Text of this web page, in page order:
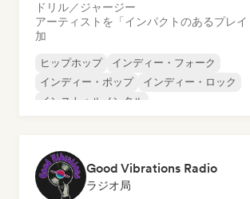
ドリル／ジャージー
アーティストを「インパクトのあるプレ
加
ヒップホップ
インディー・フォーク
インディー・ポップ
インディー・ロック
インストゥルメンタル
Good Vibrations Radio
ラジオ局